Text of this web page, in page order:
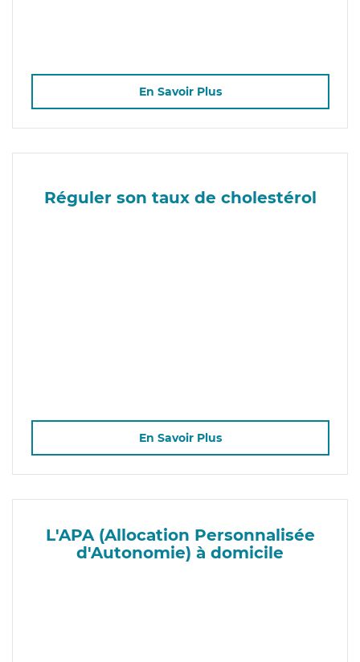
En Savoir Plus
Réguler son taux de cholestérol
En Savoir Plus
L'APA (Allocation Personnalisée
d'Autonomie) à domicile